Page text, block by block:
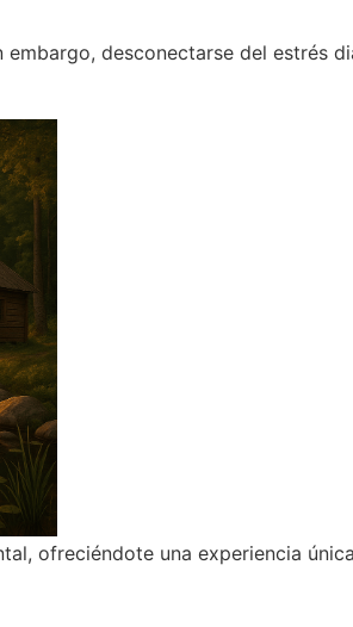
desconectarse del estrés
ofreciéndote una experiencia